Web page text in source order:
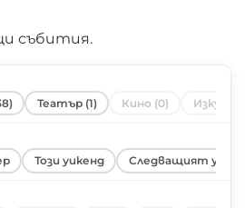
събития.
Театър (1) Кино (0)
Този уикенд Следващият